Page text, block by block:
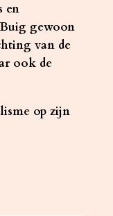
en
gewoon
van de
ook de
op zijn